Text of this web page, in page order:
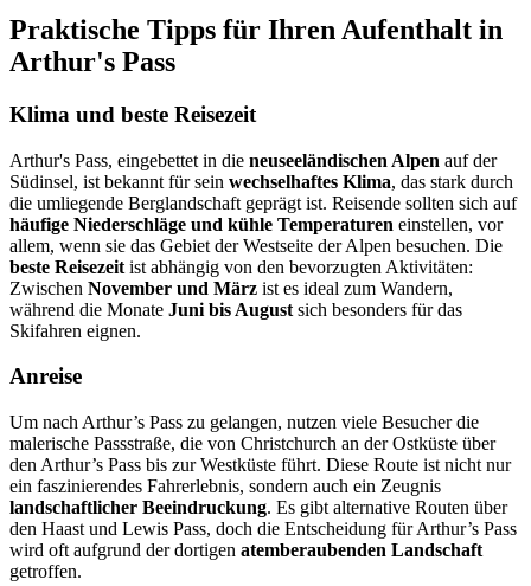
Praktische Tipps für Ihren Aufenthalt in
Arthur's Pass
Klima und beste Reisezeit
Arthur's Pass, eingebettet in die neuseeländischen Alpen auf der
Südinsel, ist bekannt für sein wechselhaftes Klima, das stark durch
die umliegende Berglandschaft geprägt ist. Reisende sollten sich auf
häufige Niederschläge und kühle Temperaturen einstellen, vor
allem, wenn sie das Gebiet der Westseite der Alpen besuchen. Die
beste Reisezeit ist abhängig von den bevorzugten Aktivitäten:
Zwischen November und März ist es ideal zum Wandern,
während die Monate Juni bis August sich besonders für das
Skifahren eignen.
Anreise
Um nach Arthur’s Pass zu gelangen, nutzen viele Besucher die
malerische Passstraße, die von Christchurch an der Ostküste über
den Arthur’s Pass bis zur Westküste führt. Diese Route ist nicht nur
ein faszinierendes Fahrerlebnis, sondern auch ein Zeugnis
landschaftlicher Beeindruckung. Es gibt alternative Routen über
den Haast und Lewis Pass, doch die Entscheidung für Arthur’s Pass
wird oft aufgrund der dortigen atemberaubenden Landschaft
getroffen.